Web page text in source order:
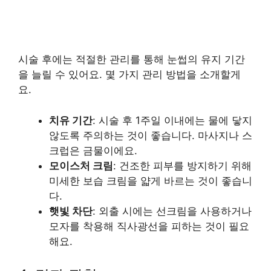
시술 후에는 적절한 관리를 통해 눈썹의 유지 기간
을 늘릴 수 있어요. 몇 가지 관리 방법을 소개할게
요.
치유 기간: 시술 후 1주일 이내에는 물에 닿지
않도록 주의하는 것이 좋습니다. 마사지나 스
크럽은 금물이에요.
모이스처 크림: 건조한 피부를 방지하기 위해
미세한 보습 크림을 얇게 바르는 것이 좋습니
다.
햇빛 차단: 외출 시에는 선크림을 사용하거나
모자를 착용해 직사광선을 피하는 것이 필요
해요.